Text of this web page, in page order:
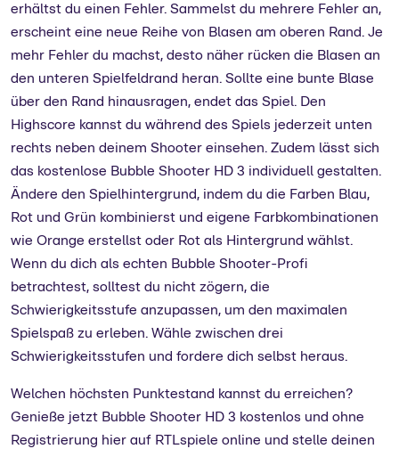
erhältst du einen Fehler. Sammelst du mehrere Fehler an,
erscheint eine neue Reihe von Blasen am oberen Rand. Je
mehr Fehler du machst, desto näher rücken die Blasen an
den unteren Spielfeldrand heran. Sollte eine bunte Blase
über den Rand hinausragen, endet das Spiel. Den
Highscore kannst du während des Spiels jederzeit unten
rechts neben deinem Shooter einsehen. Zudem lässt sich
das kostenlose Bubble Shooter HD 3 individuell gestalten.
Ändere den Spielhintergrund, indem du die Farben Blau,
Rot und Grün kombinierst und eigene Farbkombinationen
wie Orange erstellst oder Rot als Hintergrund wählst.
Wenn du dich als echten Bubble Shooter-Profi
betrachtest, solltest du nicht zögern, die
Schwierigkeitsstufe anzupassen, um den maximalen
Spielspaß zu erleben. Wähle zwischen drei
Schwierigkeitsstufen und fordere dich selbst heraus.
Welchen höchsten Punktestand kannst du erreichen?
Genieße jetzt Bubble Shooter HD 3 kostenlos und ohne
Registrierung hier auf RTLspiele online und stelle deinen